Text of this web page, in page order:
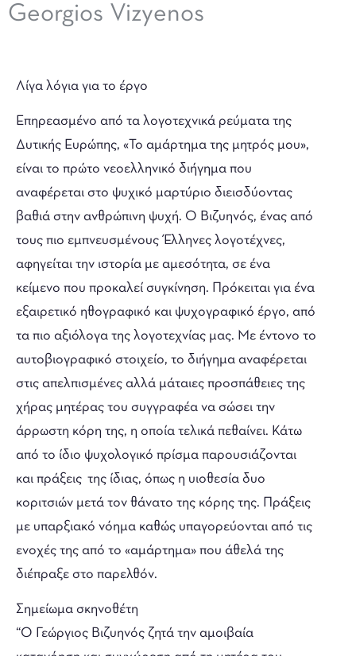
Georgios Vizyenos
Λίγα λόγια για το έργο
Επηρεασμένο από τα λογοτεχνικά ρεύματα της
Δυτικής Ευρώπης, «Το αμάρτημα της μητρός μου»,
είναι το πρώτο νεοελληνικό διήγημα που
αναφέρεται στο ψυχικό μαρτύριο διεισδύοντας
βαθιά στην ανθρώπινη ψυχή. Ο Βιζυηνός, ένας από
τους πιο εμπνευσμένους Έλληνες λογοτέχνες,
αφηγείται την ιστορία με αμεσότητα, σε ένα
κείμενο που προκαλεί συγκίνηση. Πρόκειται για ένα
εξαιρετικό ηθογραφικό και ψυχογραφικό έργο, από
τα πιο αξιόλογα της λογοτεχνίας μας. Με έντονο το
αυτοβιογραφικό στοιχείο, το διήγημα αναφέρεται
στις απελπισμένες αλλά μάταιες προσπάθειες της
χήρας μητέρας του συγγραφέα να σώσει την
άρρωστη κόρη της, η οποία τελικά πεθαίνει. Κάτω
από το ίδιο ψυχολογικό πρίσμα παρουσιάζονται
και πράξεις της ίδιας, όπως η υιοθεσία δυο
κοριτσιών μετά τον θάνατο της κόρης της. Πράξεις
με υπαρξιακό νόημα καθώς υπαγορεύονται από τις
ενοχές της από το «αμάρτημα» που άθελά της
διέπραξε στο παρελθόν.
Σημείωμα σκηνοθέτη
“Ο Γεώργιος Βιζυηνός ζητά την αμοιβαία